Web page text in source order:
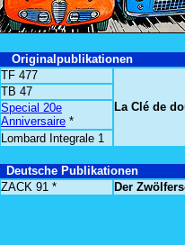
Originalpublikationen
TF 477
La Clé de
TB 47
Special 20e
Anniversaire *
Lombard Integrale 1
Deutsche Publikationen
ZACK 91 * Der